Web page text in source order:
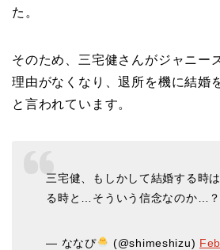
た。
そのため、三宅健さんがジャニー
理由がなくなり、退所を機に結婚
と言われています。
三宅健、もしかして結婚する時
る時と…そういう信念なのか…？
— ななぴ (@shimeshizu)